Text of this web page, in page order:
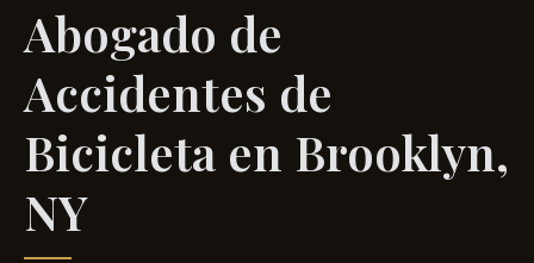
Abogado de
Accidentes de
Bicicleta en Brooklyn,
NY